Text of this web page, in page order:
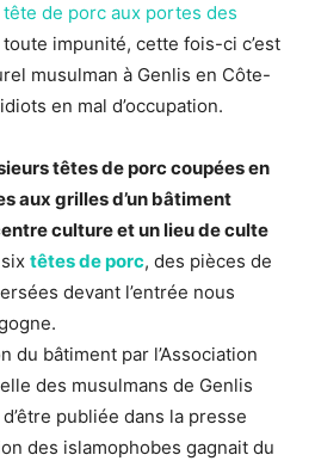
tête de porc aux portes des
impunité, cette fois-ci c’est
musulman à Genlis en Côte-
en mal d’occupation.
têtes de porc coupées en
aux grilles d’un bâtiment
culture et un lieu de culte
têtes de porc, des pièces de
devant l’entrée nous
du bâtiment par l’Association
des musulmans de Genlis
publiée dans la presse
des islamophobes gagnait du